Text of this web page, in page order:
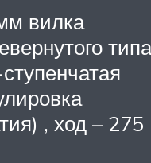
вилка
типа
, ход – 275